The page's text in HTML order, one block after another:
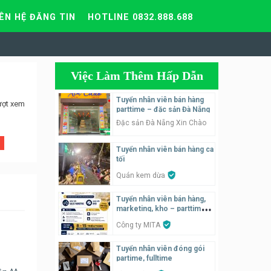
HỆ ĐĂNG TIN HOTLINE 0832.888.688
xem
Việc Làm Thêm Hấp Dẫn
Tuyển nhân viên bán hàng
parttime – đặc sản Đà Nẵng
Đặc sản Đà Nẵng Xin Chào
Tuyển nhân viên bán hàng ca
tối
Quán kem dừa
Tuyển nhân viên bán hàng,
marketing, kho – parttime,
Công ty MITA
Tuyển nhân viên đóng gói
partime, fulltime